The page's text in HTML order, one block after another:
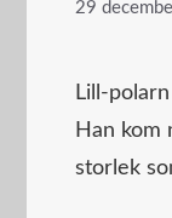
29
Lill-
Han kom
storlek